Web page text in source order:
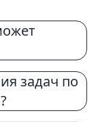
задач по